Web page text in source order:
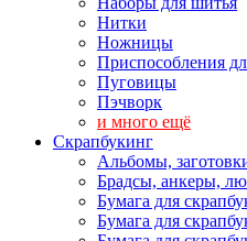
Нитки
Ножницы
Приспособления
Пуговицы
Пэчворк
и много ещё
Скрапбукинг
Альбомы,
Брадсы, анкеры,
Бумага для
Бумага для